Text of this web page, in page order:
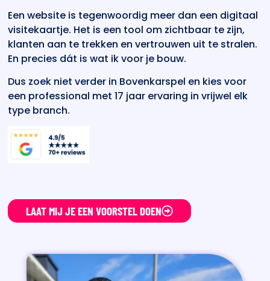
Een website is tegenwoordig meer dan een digitaal
visitekaartje. Het is een tool om zichtbaar te zijn,
klanten aan te trekken en vertrouwen uit te stralen.
En precies dát is wat ik voor je bouw.
Dus zoek niet verder in Bovenkarspel en kies voor
een professional met 17 jaar ervaring in vrijwel elk
type branch.
LAAT MIJ JE EEN VOORSTEL DOEN